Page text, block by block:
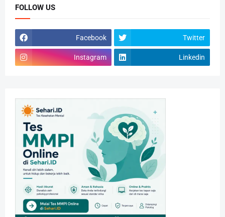
FOLLOW US
Facebook Twitter
Instagram Linkedin